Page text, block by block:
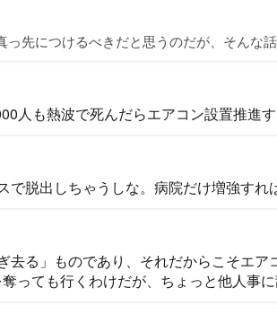
っ先につけるべきだと思うのだが、そんな
人も熱波で死んだらエアコン設置推進す
で脱出しちゃうしな。病院だけ増強すれ
去る」ものであり、それだからこそエ
っても行くわけだが、ちょっと他人事に